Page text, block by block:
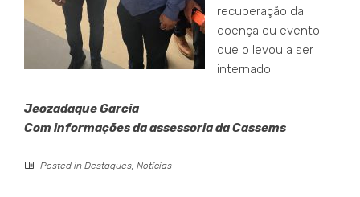
recuperação da
doença ou evento
que o levou a ser
internado.
Jeozadaque Garcia
Com informações da assessoria da Cassems
Posted in Destaques Notícias